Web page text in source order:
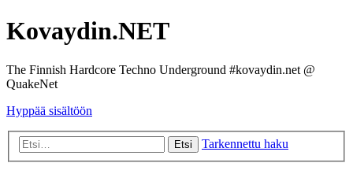
Kovaydin.NET
The Finnish Hardcore Techno Underground #kovaydin.net @
QuakeNet
Hyppää sisältöön
Etsi Tarkennettu haku